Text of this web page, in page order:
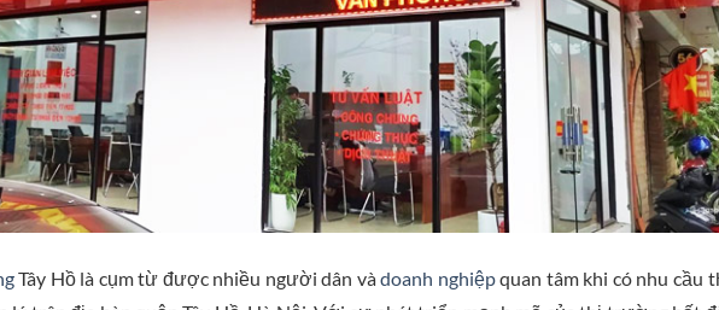
Tây Hồ là cụm từ được nhiều người dân vàdoanh nghiệpquan tâm khi có nhu cầu